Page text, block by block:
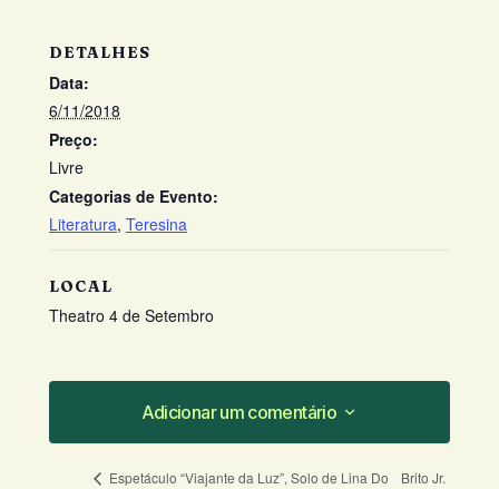
DETALHES
Data:
6/11/2018
Preço:
Livre
Categorias de Evento:
Literatura, Teresina
LOCAL
Theatro 4 de Setembro
Adicionar um comentário
Adicionar um comentário
Espetáculo “Viajante da Luz”, Solo de Lina Do
Brito Jr.